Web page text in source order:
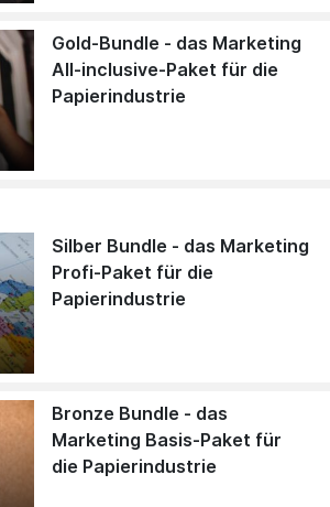
Gold-Bundle - das Marketing
All-inclusive-Paket für die
Papierindustrie
Silber Bundle - das Marketing
Profi-Paket für die
Papierindustrie
Bronze Bundle - das
Marketing Basis-Paket für
die Papierindustrie